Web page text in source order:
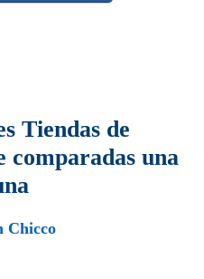
Tiendas de
comparadas una
Chicco